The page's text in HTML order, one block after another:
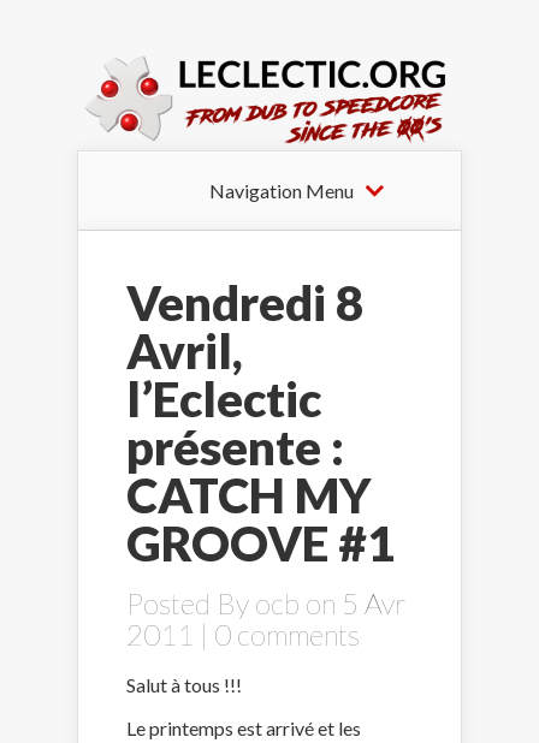
Navigation Menu
Vendredi 8
Avril,
l’Eclectic
présente :
CATCH MY
GROOVE #1
Posted By ocb on 5 Avr
2011 | 0 comments
Salut à tous !!!
Le printemps est arrivé et les